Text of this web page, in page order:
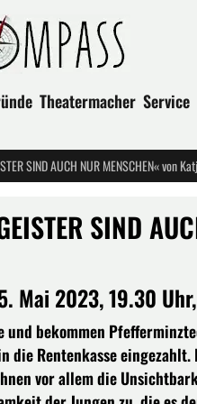
Theatermacher Service
SIND AUCH NUR MENSCHEN« von
SIND
Mai 2023, 19.30
und bekommen
die Rentenkasse
vor allem die